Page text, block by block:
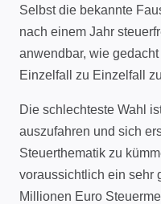
Selbst die bekannte
nach einem Jahr
anwendbar, wie
Einzelfall zu Einzelfall
Die schlechteste Wahl
auszufahren und sich
Steuerthematik zu
voraussichtlich ein sehr
Millionen Euro